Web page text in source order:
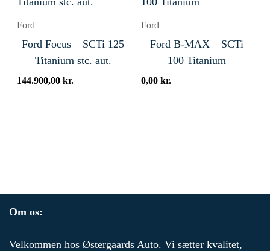
Ford
Ford Focus – SCTi 125
Titanium stc. aut.
144.900,00kr.
Ford
Ford B-MAX – SCTi
100 Titanium
0,00 kr.
Om os:
Velkommen hos Østergaards Auto. Vi sætter kvalitet,